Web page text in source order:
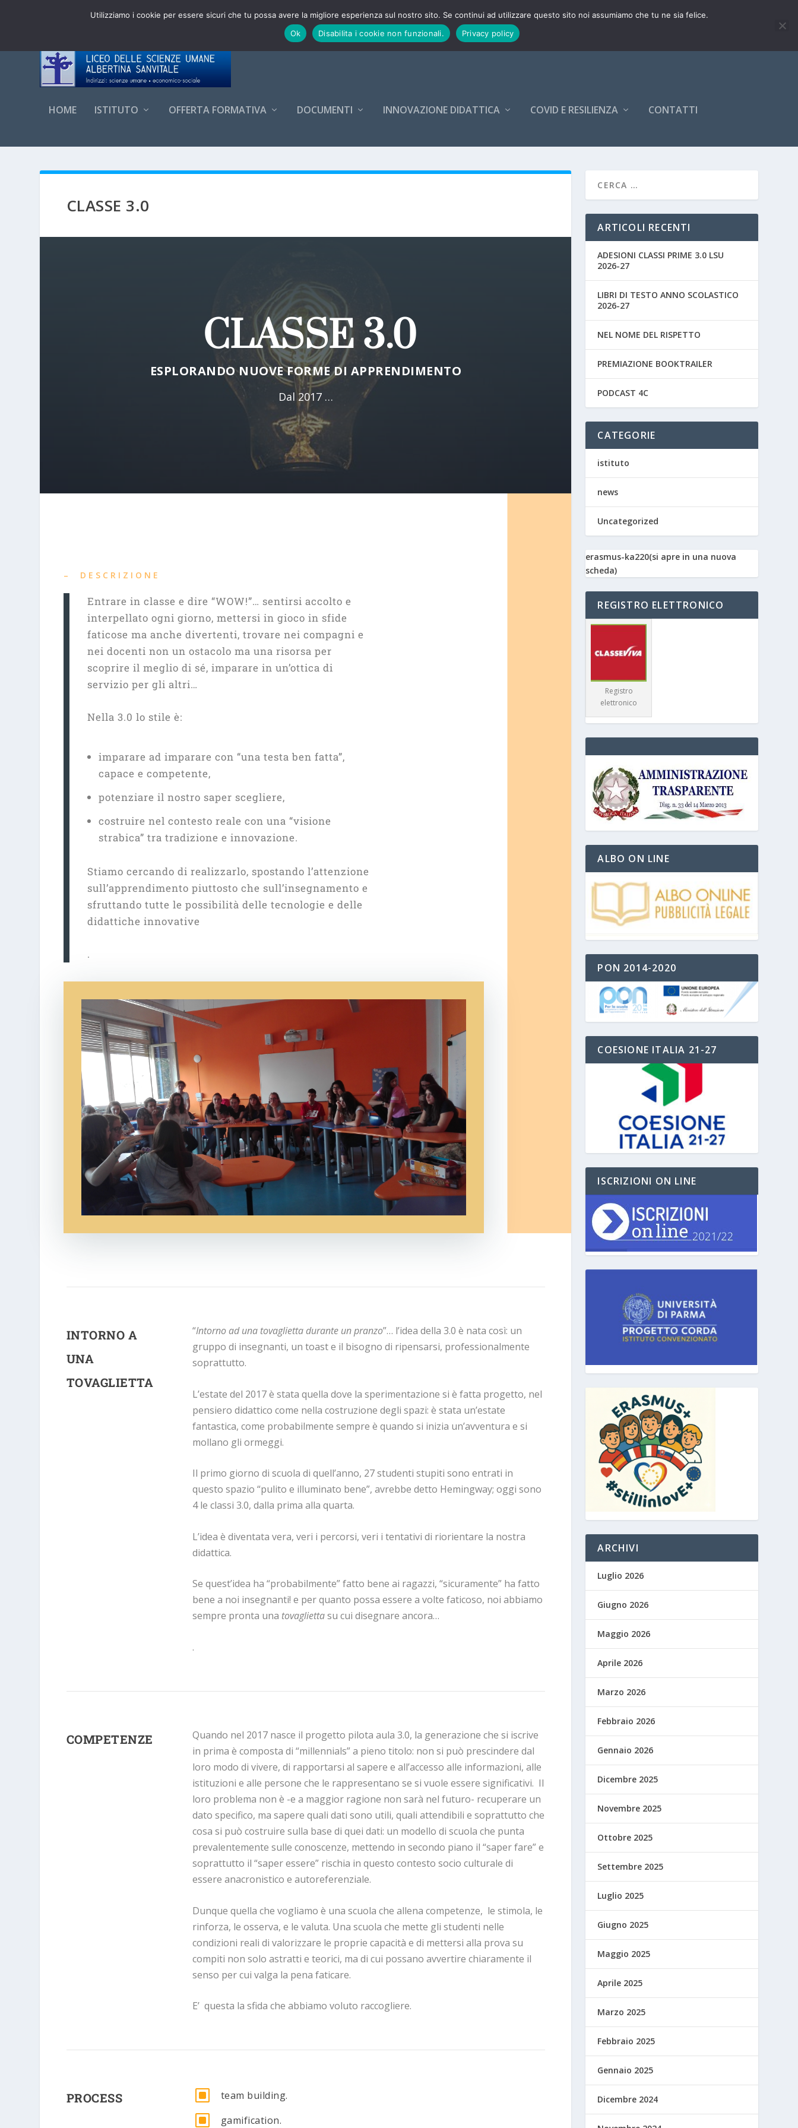
DI TENDENZA: ADESIONI CLASSI PRIME 3.0 LSU 2026-27
HOME ISTITUTO OFFERTA FORMATIVA DOCUMENTI INNOVAZIONE DIDATTICA COVID E RESILIENZA CONTATTI
CLASSE 3.0
CLASSE 3.0
ESPLORANDO NUOVE FORME DI APPRENDIMENTO
Dal 2017 …
– DESCRIZIONE
Entrare in classe e dire “WOW!”… sentirsi accolto e
interpellato ogni giorno, mettersi in gioco in sfide
faticose ma anche divertenti, trovare nei compagni e
nei docenti non un ostacolo ma una risorsa per
scoprire il meglio di sé, imparare in un’ottica di
servizio per gli altri…
Nella 3.0 lo stile è:
imparare ad imparare con “una testa ben fatta”,
capace e competente,
potenziare il nostro saper scegliere,
costruire nel contesto reale con una “visione
strabica” tra tradizione e innovazione.
Stiamo cercando di realizzarlo, spostando l’attenzione
sull’apprendimento piuttosto che sull’insegnamento e
sfruttando tutte le possibilità delle tecnologie e delle
didattiche innovative
.
INTORNO A
UNA
TOVAGLIETTA
“Intorno ad una tovaglietta durante un pranzo”… l’idea della 3.0 è nata così: un
gruppo di insegnanti, un toast e il bisogno di ripensarsi, professionalmente
soprattutto.
L’estate del 2017 è stata quella dove la sperimentazione si è fatta progetto, nel
pensiero didattico come nella costruzione degli spazi: è stata un’estate
fantastica, come probabilmente sempre è quando si inizia un’avventura e si
mollano gli ormeggi.
Il primo giorno di scuola di quell’anno, 27 studenti stupiti sono entrati in
questo spazio “pulito e illuminato bene”, avrebbe detto Hemingway; oggi sono
4 le classi 3.0, dalla prima alla quarta.
L’idea è diventata vera, veri i percorsi, veri i tentativi di riorientare la nostra
didattica.
Se quest’idea ha “probabilmente” fatto bene ai ragazzi, “sicuramente” ha fatto
bene a noi insegnanti! e per quanto possa essere a volte faticoso, noi abbiamo
sempre pronta una tovagliettasu cui disegnare ancora…
.
COMPETENZE
Quando nel 2017 nasce il progetto pilota aula 3.0, la generazione che si iscrive
in prima è composta di “millennials” a pieno titolo: non si può prescindere dal
loro modo di vivere, di rapportarsi al sapere e all’accesso alle informazioni, alle
istituzioni e alle persone che le rappresentano se si vuole essere significativi. Il
loro problema non è -e a maggior ragione non sarà nel futuro- recuperare un
dato specifico, ma sapere quali dati sono utili, quali attendibili e soprattuttoche
cosa si può costruire sulla base di quei dati: un modello di scuola che punta
prevalentemente sulle conoscenze, mettendo in secondo piano il “saper fare” e
soprattutto il “saper essere” rischia in questo contesto socio culturale di
essere anacronistico e autoreferenziale.
Dunquequella che vogliamo è una scuola che allena competenze, le stimola, le
rinforza, le osserva, e le valuta. Una scuola che mette gli studenti nelle
condizioni reali di valorizzare le proprie capacità e di mettersi alla prova su
compiti non solo astratti e teorici, ma di cui possano avvertire chiaramente il
senso per cui valga la pena faticare.
E’ questa la sfida che abbiamo voluto raccogliere.
PROCESS W team building.
W gamification.
ARTICOLI RECENTI
ADESIONI CLASSI PRIME 3.0 LSU
2026-27
LIBRI DI TESTO ANNO SCOLASTICO
2026-27
NEL NOME DEL RISPETTO
PREMIAZIONE BOOKTRAILER
PODCAST 4C
CATEGORIE
istituto
news
Uncategorized
erasmus-ka220(si apre in una nuova
scheda)
REGISTRO ELETTRONICO
Registro
elettronico
ALBO ON LINE
PON 2014-2020
COESIONE ITALIA 21-27
ISCRIZIONI ON LINE
ARCHIVI
Luglio 2026
Giugno 2026
Maggio 2026
Aprile 2026
Marzo 2026
Febbraio 2026
Gennaio 2026
Dicembre 2025
Novembre 2025
Ottobre 2025
Settembre 2025
Luglio 2025
Giugno 2025
Maggio 2025
Aprile 2025
Marzo 2025
Febbraio 2025
Gennaio 2025
Dicembre 2024
Utilizziamo i cookie per essere sicuri che tu possa avere la migliore esperienza sul nostro sito. Se continui ad utilizzare questo sito noi assumiamo che tu ne sia felice.
Ok
Disabilita i cookie non funzionali. Privacy policy